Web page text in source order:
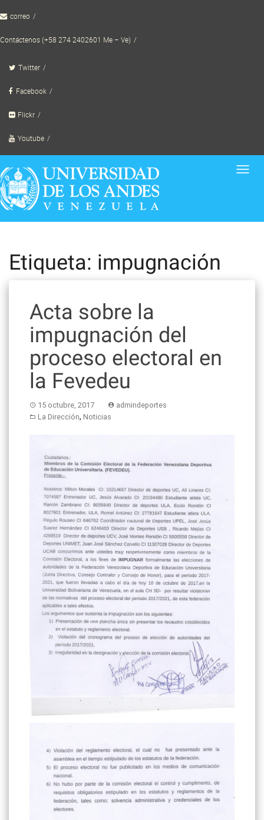
to correo
Contáctenos (+58 274 2402601 Me – Ve)
Twitter
Facebook
Flickr
Youtube
Etiqueta: impugnación
Acta sobre la
impugnación del
proceso electoral en
la Fevedeu
15 octubre, 2017
admindeportes
La Dirección, Noticias